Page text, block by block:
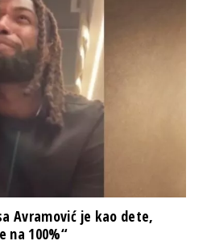
Avramović je kao dete,
na 100%“